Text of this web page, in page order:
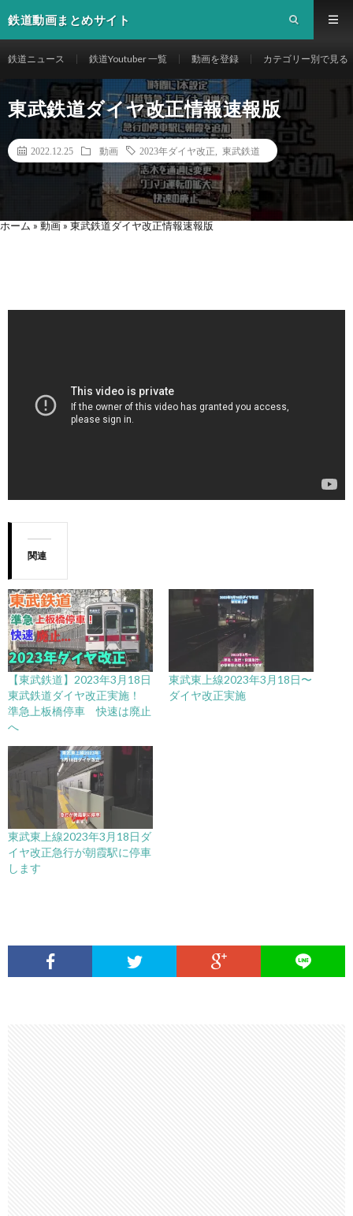
鉄道動画まとめサイト
鉄道ニュース 鉄道Youtuber 一覧 動画を登録 カテゴリー別で見る
東武鉄道ダイヤ改正情報速報版
2022.12.25 動画 2023年ダイヤ改正 東武鉄道
ホーム » 動画 » 東武鉄道ダイヤ改正情報速報版
関連
【東武鉄道】2023年3月18日
東武鉄道ダイヤ改正実施！
準急上板橋停車 快速は廃止
へ
東武東上線2023年3月18日〜
ダイヤ改正実施
東武東上線2023年3月18日ダ
イヤ改正急行が朝霞駅に停車
します